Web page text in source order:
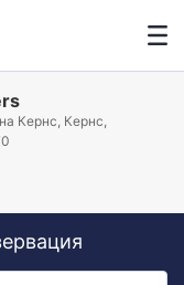
Кернс, Кeрнс,